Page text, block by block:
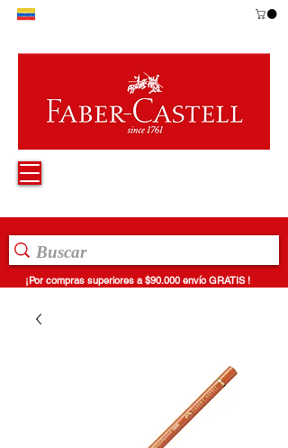
¡Por compras superiores a $90.000 envío GRATIS !